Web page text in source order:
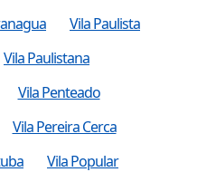
Vila Paulista
Vila Paulistana
Vila Penteado
Vila Pereira Cerca
Vila Popular